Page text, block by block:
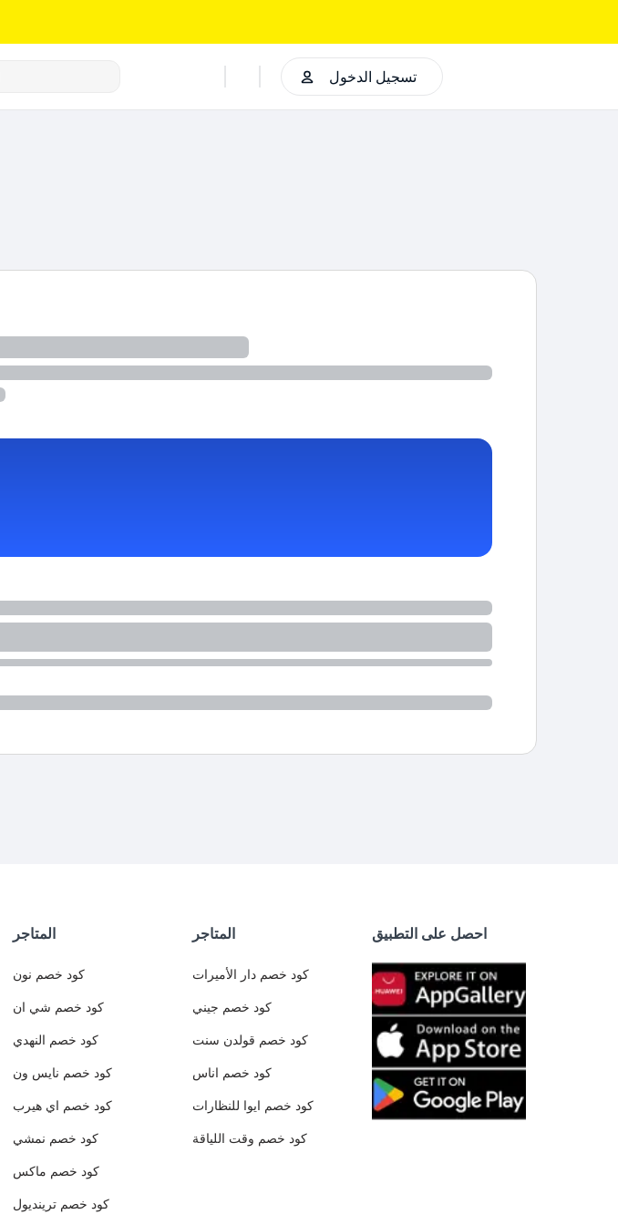
تسجيل الدخول
المتاجر
كود خصم نون
كود خصم شي ان
كود خصم النهدي
كود خصم نايس ون
كود خصم اي هيرب
كود خصم نمشي
كود خصم ماكس
كود خصم ترينديول
المتاجر
كود خصم دار الأميرات
كود خصم جيني
كود خصم قولدن سنت
كود خصم اناس
كود خصم ايوا للنظارات
كود خصم وقت اللياقة
احصل على التطبيق